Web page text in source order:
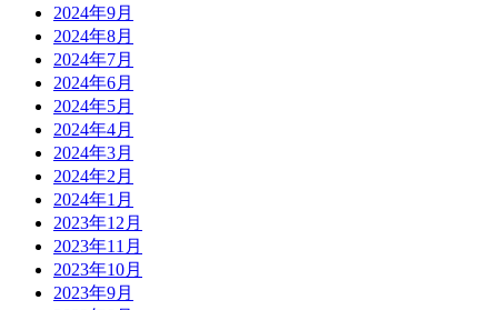
2024年9月
2024年8月
2024年7月
2024年6月
2024年5月
2024年4月
2024年3月
2024年2月
2024年1月
2023年12月
2023年11月
2023年10月
2023年9月